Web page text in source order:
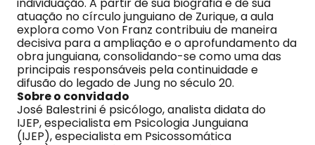
atuação no círculo junguiano de Zurique, a aula
explora como Von Franz contribuiu de maneira
decisiva para a ampliação e o aprofundamento da
obra junguiana, consolidando-se como uma das
principais responsáveis pela continuidade e
difusão do legado de Jung no século 20.
Sobre o convidado
José Balestrini é psicólogo, analista didata do
IJEP, especialista em Psicologia Junguiana
(IJEP), especialista em Psicossomática